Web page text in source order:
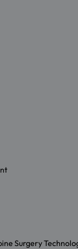
Surgery